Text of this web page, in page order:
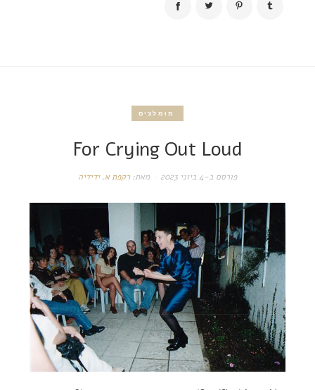
מומלצים
For Crying Out Loud
פורסם ב-4 ביוני 2023 מאת:רקפת א. ידידיה